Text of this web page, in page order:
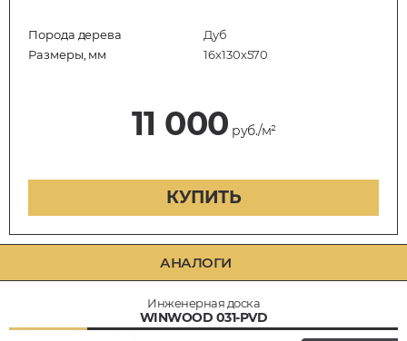
Порода дерева
Дуб
Размеры, мм
16х130х570
11 000 руб./м²
КУПИТЬ
АНАЛОГИ
Инженерная доска
WINWOOD 031-PVD